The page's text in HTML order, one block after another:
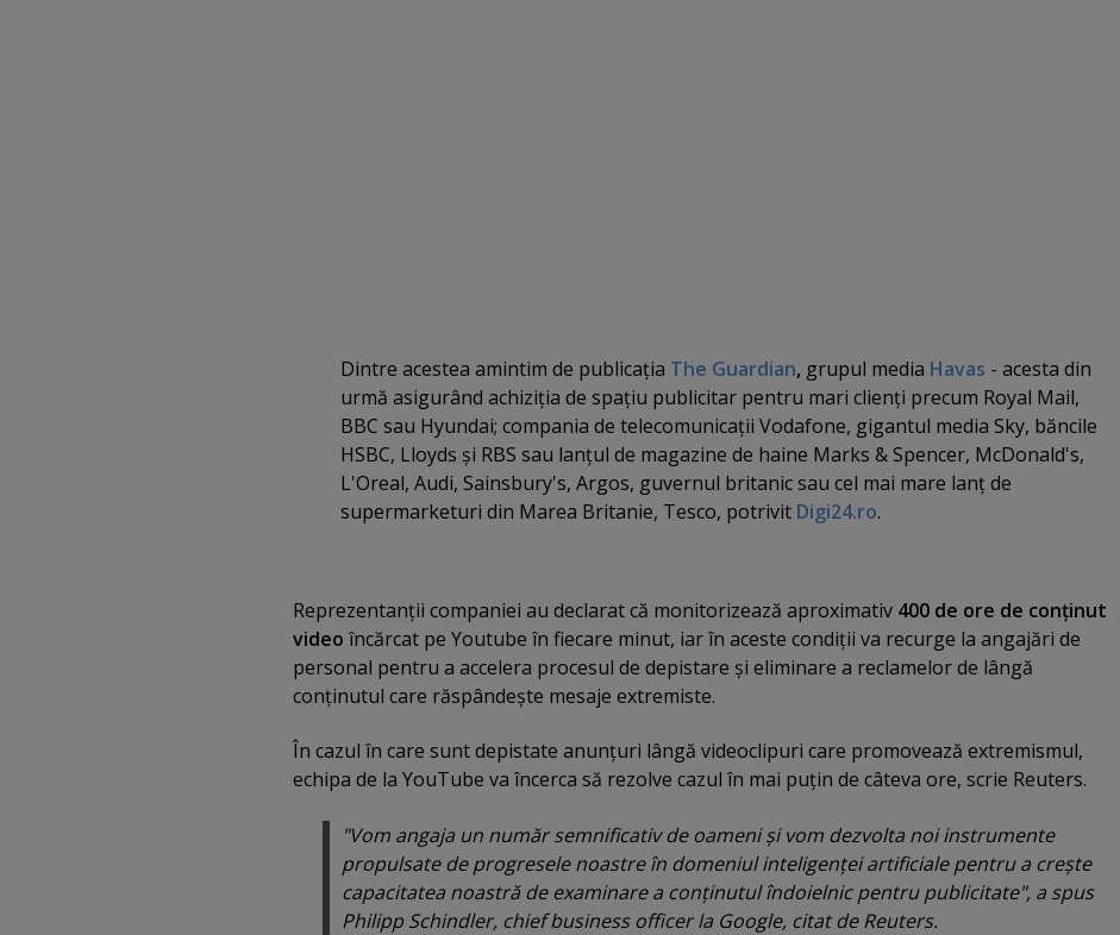
Dintre acestea amintim de publicaţia The Guardian, grupul media Havas - acesta din
urmă asigurând achiziţia de spaţiu publicitar pentru mari clienţi precum Royal Mail,
BBC sau Hyundai; compania de telecomunicaţii Vodafone, gigantul media Sky, băncile
HSBC, Lloyds şi RBS sau lanţul de magazine de haine Marks & Spencer, McDonald's,
L'Oreal, Audi, Sainsbury's, Argos, guvernul britanic sau cel mai mare lanţ de
supermarketuri din Marea Britanie, Tesco, potrivit Digi24.ro.
Reprezentanţii companiei au declarat că monitorizează aproximativ 400 de ore de conţinut
video încărcat pe Youtube în fiecare minut, iar în aceste condiţii va recurge la angajări de
personal pentru a accelera procesul de depistare şi eliminare a reclamelor de lângă
conţinutul care răspândeşte mesaje extremiste.
În cazul în care sunt depistate anunţuri lângă videoclipuri care promovează extremismul,
echipa de la YouTube va încerca să rezolve cazul în mai puţin de câteva ore, scrie Reuters.
"Vom angaja un număr semnificativ de oameni şi vom dezvolta noi instrumente
propulsate de progresele noastre în domeniul inteligenţei artificiale pentru a creşte
capacitatea noastră de examinare a conţinutul îndoielnic pentru publicitate", a spus
Philipp Schindler, chief business officer la Google, citat de Reuters.